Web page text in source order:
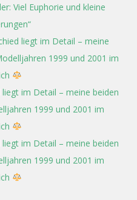
Viel Euphorie und kleine
liegt im Detail – meine
1999 und 2001 im
im Detail – meine beiden
1999 und 2001 im
im Detail – meine beiden
1999 und 2001 im